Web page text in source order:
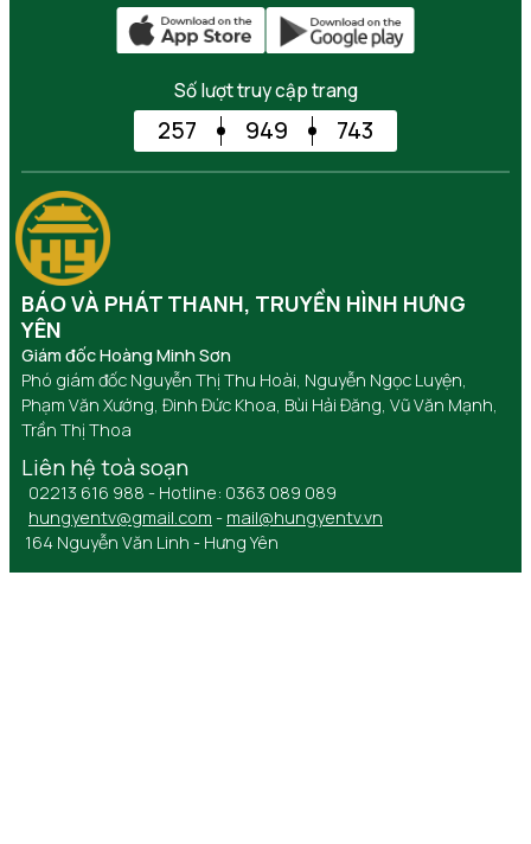
Số lượt truy cập trang
257 949 743
BÁO VÀ PHÁT THANH, TRUYỀN HÌNH HƯNG
YÊN
Giám đốc Hoàng Minh Sơn
Phó giám đốc Nguyễn Thị Thu Hoài, Nguyễn Ngọc Luyện,
Phạm Văn Xướng, Đinh Đức Khoa, Bùi Hải Đăng, Vũ Văn Mạnh,
Trần Thị Thoa
Liên hệ toà soạn
02213 616 988 - Hotline: 0363 089 089
hungyentv@gmail.com - mail@hungyentv.vn
164 Nguyễn Văn Linh - Hưng Yên